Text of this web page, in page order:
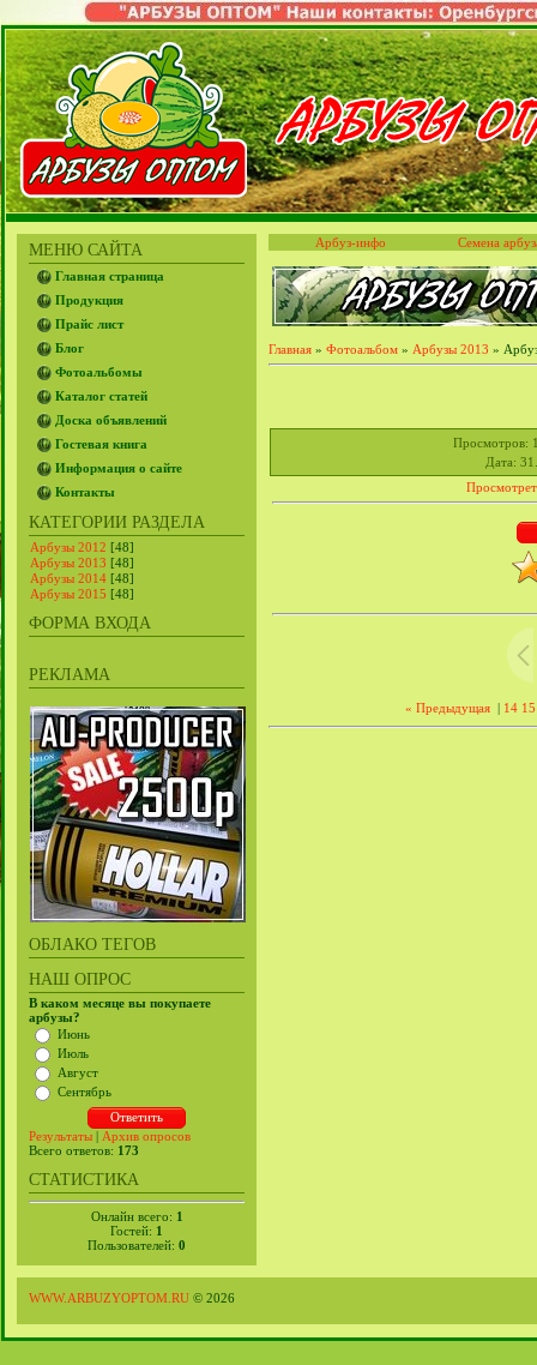
МЕНЮ САЙТА
Главная страница
Продукция
Прайс лист
Блог
Фотоальбомы
Каталог статей
Доска объявлений
Гостевая книга
Информация о сайте
Контакты
КАТЕГОРИИ РАЗДЕЛА
Арбузы 2012 [48]
Арбузы 2013 [48]
Арбузы 2014 [48]
Арбузы 2015 [48]
ФОРМА ВХОДА
РЕКЛАМА
ОБЛАКО ТЕГОВ
НАШ ОПРОС
В каком месяце вы покупаете
арбузы?
Июнь
Июль
Август
Сентябрь
Результаты | Архив опросов
Всего ответов: 173
СТАТИСТИКА
Онлайн всего: 1
Гостей: 1
Пользователей: 0
Арбуз-инфо Семена
Главная » Фотоальбом » Арбузы 2013 »
Просмотров:
Дата:
« Предыдущая | 14 15
WWW.ARBUZYOPTOM.RU © 2026